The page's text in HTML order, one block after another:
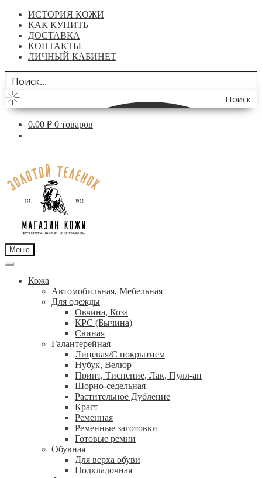
ИСТОРИЯ КОЖИ
КАК КУПИТЬ
ДОСТАВКА
КОНТАКТЫ
ЛИЧНЫЙ КАБИНЕТ
Поиск
по
0.00 ₽ 0 товаров
навигации
содержимому
Меню
Кожа
Автомобильная, Мебельная
Для одежды
Овчина, Коза
КРС (Бычина)
Свиная
Галантерейная
Лицевая/С покрытием
Нубук, Велюр
Принт, Тиснение, Лак, Пулл-ап
Шорно-седельная
Растительное Дубление
Краст
Ременная
Ременные заготовки
Готовые ремни
Обувная
Для верха обуви
Подкладочная